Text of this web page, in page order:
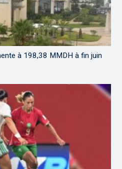
à 198,38 MMDH à fin juin